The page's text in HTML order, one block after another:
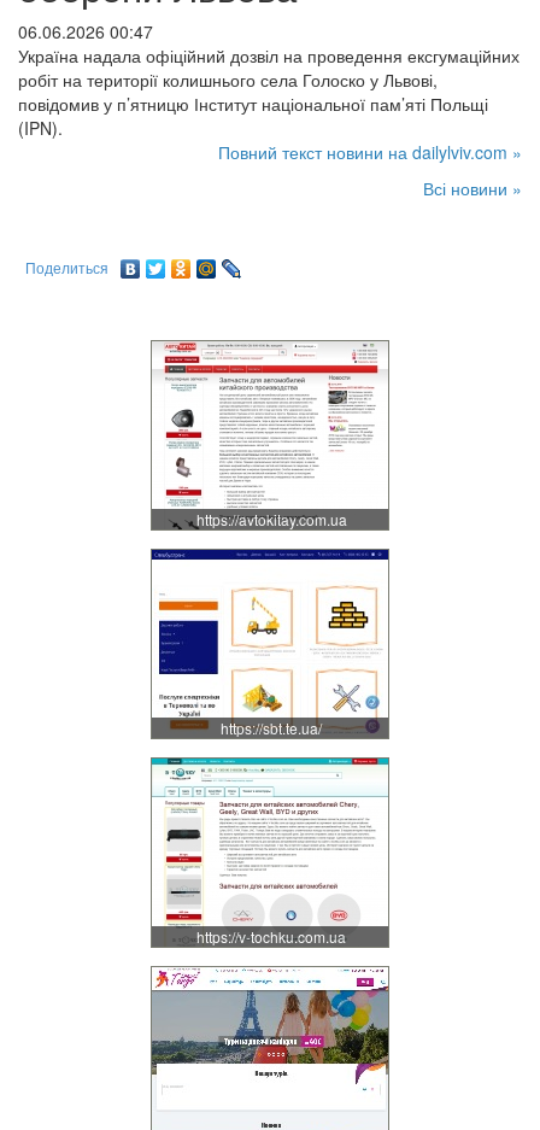
06.06.2026 00:47
Україна надала офіційний дозвіл на проведення ексгумаційних
робіт на території колишнього села Голоско у Львові,
повідомив у п’ятницю Інститут національної пам’яті Польщі
(IPN).
Повний текст новини на dailylviv.com »
Всі новини »
Поделиться
https://avtokitay.com.ua
https://sbt.te.ua/
https://v-tochku.com.ua